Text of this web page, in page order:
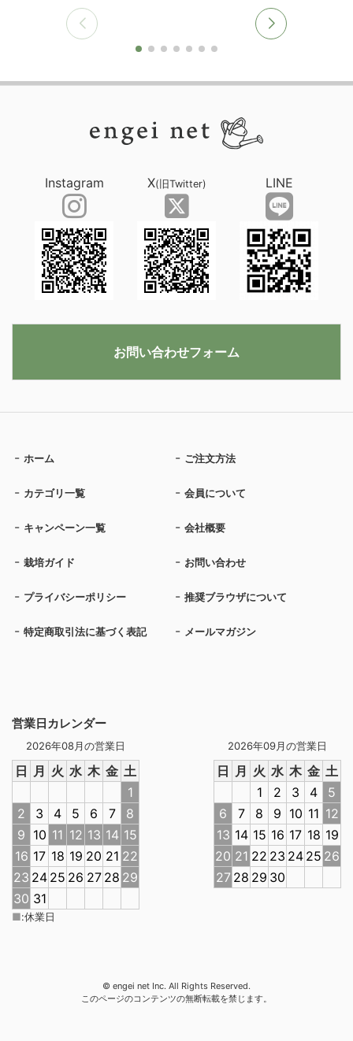
営業日カレンダー
2026年08月の営業日
日 月 火 水 木 金 土
1
2
3 4 5 6 7
8
9 10 11 12 13 14 15
16 17 18 19 20 21 22
23 24 25 26 27 28 29
30 31
2026年09月の営業日
日 月 火 水 木 金 土
1
2 3 4
5
6
7 8 9 10 11 12
13 14 15 16 17 18 19
20 21 22 23 24 25 26
27 28 29 30
■:休業日
ホーム ご注文方法
カテゴリ一覧 会員について
キャンペーン一覧 会社概要
栽培ガイド お問い合わせ
プライバシーポリシー 推奨ブラウザについて
特定商取引法に基づく表記 メールマガジン
Instagram X(旧Twitter) LINE
お問い合わせフォーム
© engei net Inc. All Rights Reserved.
このページのコンテンツの無断転載を禁じます。